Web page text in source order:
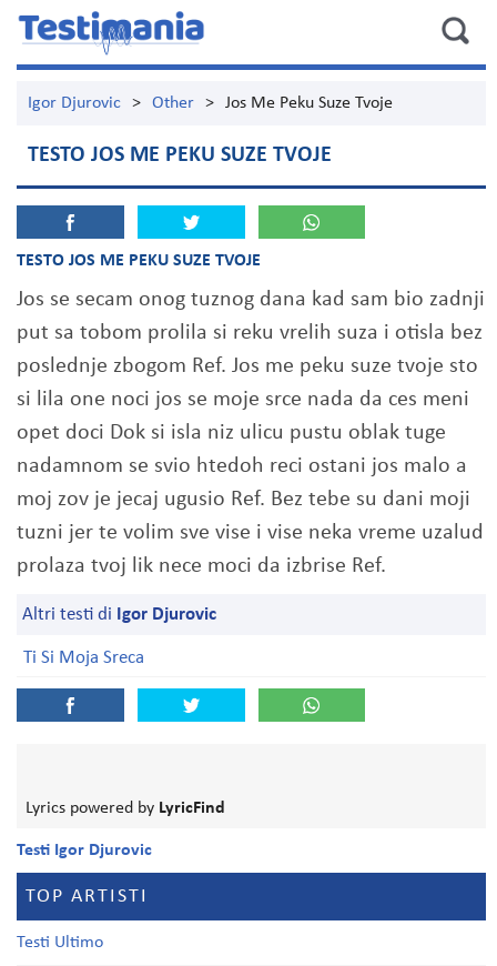
Igor Djurovic > Other > Jos Me Peku Suze Tvoje
TESTO JOS ME PEKU SUZE TVOJE
TESTO JOS ME PEKU SUZE TVOJE
Jos se secam onog tuznog dana kad sam bio zadnji
put sa tobom prolila si reku vrelih suza i otisla bez
poslednje zbogom Ref. Jos me peku suze tvoje sto
si lila one noci jos se moje srce nada da ces meni
opet doci Dok si isla niz ulicu pustu oblak tuge
nadamnom se svio htedoh reci ostani jos malo a
moj zov je jecaj ugusio Ref. Bez tebe su dani moji
tuzni jer te volim sve vise i vise neka vreme uzalud
prolaza tvoj lik nece moci da izbrise Ref.
Altri testi di Igor Djurovic
Ti Si Moja Sreca
Lyrics powered by LyricFind
Testi Igor Djurovic
TOP ARTISTI
Testi Ultimo